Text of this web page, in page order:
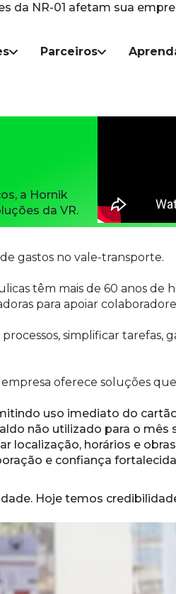
Skip to main
da NR-01 afetam sua
Parceiros
a Hornik
da VR.
gastos no vale-transporte.
têm mais de 60 anos de
para apoiar
simplificar
oferece soluções
uso imediato do
não utilizado para o mês
localização, horários e
e confiança
Hoje temos